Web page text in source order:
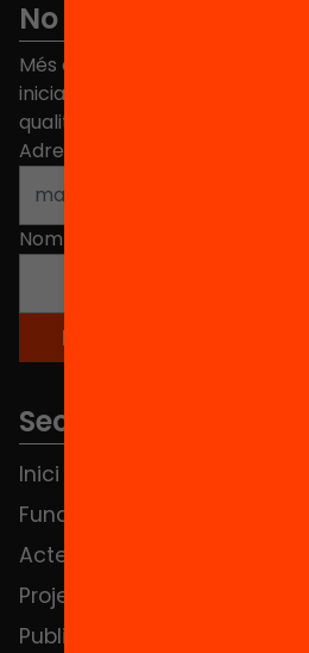
No et perdis res
Més de 40.000 persones ja han
iniciatives, propostes i
qualitat de l'educació a
Adreça electrònica
Nom
Seccions
Inici
Fundació
Actes
Projectes
Publicacions i vídeos